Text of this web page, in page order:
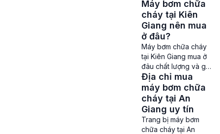
cấp nước liên tục
cùng áp lực cao để
[…]
thị trường Máy bơm
chữa cháy tại Hậu
Giang – Đối với các
công trình xây dựng
hay những khu vực
tập trung đông người
như các khu công
nghiệp, nhà máy, nhà
cao tầng, khách sạn,
nhà nghỉ, bệnh […]
Máy bơm chữa
cháy tại Kiên
Giang nên mua
ở đâu?
Máy bơm chữa cháy
tại Kiên Giang mua ở
đâu chất lượng và giá
rẻ? Máy bơm chữa
cháy tại Kiên Giang –
Nhu cầu mua máy
bơm chữa cháy ở
Kiên Giang là rất lớn
để đảm bảo an toàn
Địa chỉ mua
máy bơm chữa
cháy tại An
Giang uy tín
Trang bị máy bơm
chữa cháy tại An